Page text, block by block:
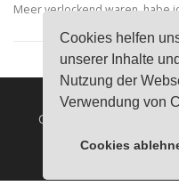
Cookies helfen
unserer Inhalte
Nutzung der
Verwendung von
Cookies
Meer verlockend waren, habe
Copyright © 2026